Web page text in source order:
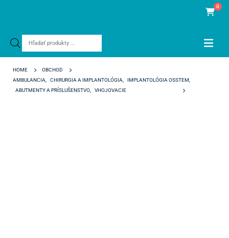
Products
0
HOME
OBCHOD
AMBULANCIA
CHIRURGIA A IMPLANTOLÓGIA IMPLANTOLÓGIA OSSTEM
ABUTMENTY A PRÍSLUŠENSTVO
VHOJOVACIE